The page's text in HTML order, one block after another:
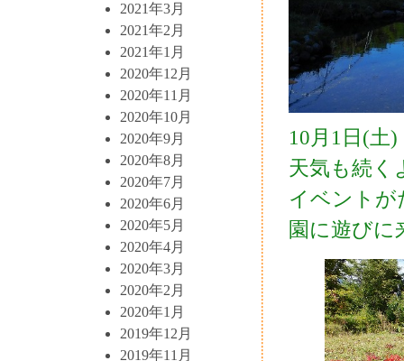
2021年3月
2021年2月
2021年1月
2020年12月
2020年11月
2020年10月
2020年9月
2020年8月
2020年7月
2020年6月
2020年5月
2020年4月
2020年3月
2020年2月
2020年1月
2019年12月
2019年11月
10月1日(土
天気も続く
イベントが
園に遊びに